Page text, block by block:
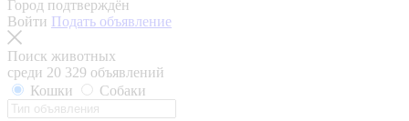
Город подтверждён
Войти Подать объявление
Поиск животных
среди 20 329 объявлений
Кошки
Собаки